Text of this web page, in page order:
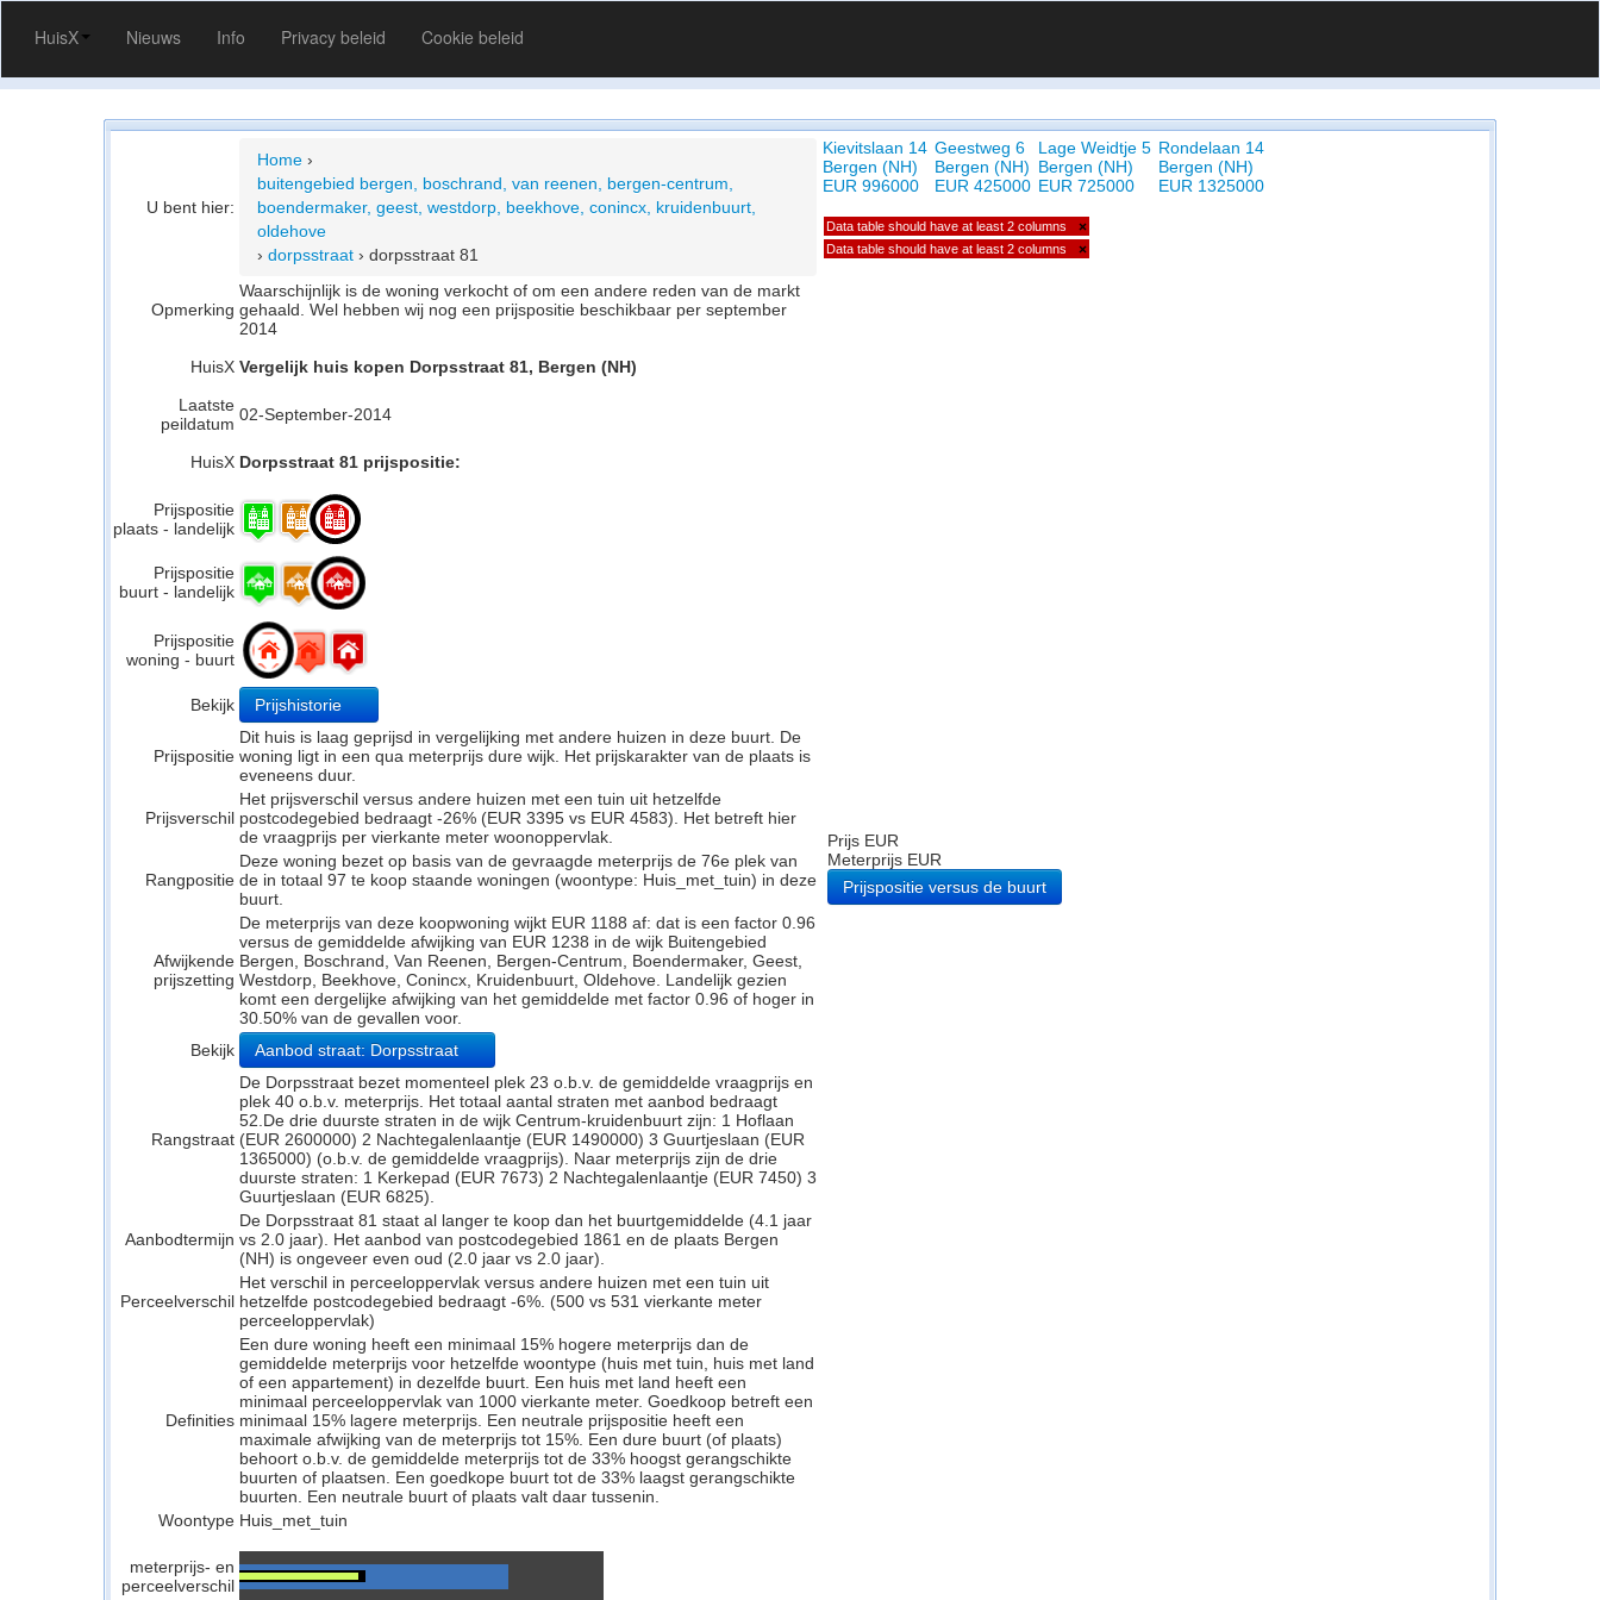
HuisX Nieuws Info Privacy beleid Cookie beleid
U bent hier:
Home ›
buitengebied bergen, boschrand, van reenen, bergen-centrum,
boendermaker, geest, westdorp, beekhove, conincx, kruidenbuurt,
oldehove
› dorpsstraat › dorpsstraat 81
Opmerking
Waarschijnlijk is de woning verkocht of om een andere reden van de markt
gehaald. Wel hebben wij nog een prijspositie beschikbaar per september
2014
HuisX Vergelijk huis kopen Dorpsstraat 81, Bergen (NH)
Laatste
peildatum 02-September-2014
HuisX Dorpsstraat 81 prijspositie:
Prijspositie
plaats - landelijk
Prijspositie
buurt - landelijk
Prijspositie
woning - buurt
Bekijk Prijshistorie
Prijspositie
Dit huis is laag geprijsd in vergelijking met andere huizen in deze buurt. De
woning ligt in een qua meterprijs dure wijk. Het prijskarakter van de plaats is
eveneens duur.
Prijsverschil
Het prijsverschil versus andere huizen met een tuin uit hetzelfde
postcodegebied bedraagt -26% (EUR 3395 vs EUR 4583). Het betreft hier
de vraagprijs per vierkante meter woonoppervlak.
Rangpositie
Deze woning bezet op basis van de gevraagde meterprijs de 76e plek van
de in totaal 97 te koop staande woningen (woontype: Huis_met_tuin) in deze
buurt.
Afwijkende
prijszetting
De meterprijs van deze koopwoning wijkt EUR 1188 af: dat is een factor 0.96
versus de gemiddelde afwijking van EUR 1238 in de wijk Buitengebied
Bergen, Boschrand, Van Reenen, Bergen-Centrum, Boendermaker, Geest,
Westdorp, Beekhove, Conincx, Kruidenbuurt, Oldehove. Landelijk gezien
komt een dergelijke afwijking van het gemiddelde met factor 0.96 of hoger in
30.50% van de gevallen voor.
Bekijk
Aanbod straat: Dorpsstraat
Rangstraat
De Dorpsstraat bezet momenteel plek 23 o.b.v. de gemiddelde vraagprijs en
plek 40 o.b.v. meterprijs. Het totaal aantal straten met aanbod bedraagt
52.De drie duurste straten in de wijk Centrum-kruidenbuurt zijn: 1 Hoflaan
(EUR 2600000) 2 Nachtegalenlaantje (EUR 1490000) 3 Guurtjeslaan (EUR
1365000) (o.b.v. de gemiddelde vraagprijs). Naar meterprijs zijn de drie
duurste straten: 1 Kerkepad (EUR 7673) 2 Nachtegalenlaantje (EUR 7450) 3
Guurtjeslaan (EUR 6825).
Aanbodtermijn
De Dorpsstraat 81 staat al langer te koop dan het buurtgemiddelde (4.1 jaar
vs 2.0 jaar). Het aanbod van postcodegebied 1861 en de plaats Bergen
(NH) is ongeveer even oud (2.0 jaar vs 2.0 jaar).
Perceelverschil
Het verschil in perceeloppervlak versus andere huizen met een tuin uit
hetzelfde postcodegebied bedraagt -6%. (500 vs 531 vierkante meter
perceeloppervlak)
Definities
Een dure woning heeft een minimaal 15% hogere meterprijs dan de
gemiddelde meterprijs voor hetzelfde woontype (huis met tuin, huis met land
of een appartement) in dezelfde buurt. Een huis met land heeft een
minimaal perceeloppervlak van 1000 vierkante meter. Goedkoop betreft een
minimaal 15% lagere meterprijs. Een neutrale prijspositie heeft een
maximale afwijking van de meterprijs tot 15%. Een dure buurt (of plaats)
behoort o.b.v. de gemiddelde meterprijs tot de 33% hoogst gerangschikte
buurten of plaatsen. Een goedkope buurt tot de 33% laagst gerangschikte
buurten. Een neutrale buurt of plaats valt daar tussenin.
Woontype Huis_met_tuin
meterprijs- en
perceelverschil
Kievitslaan 14
Bergen (NH)
EUR 996000
Geestweg 6
Bergen (NH)
EUR 425000
Lage Weidtje 5
Bergen (NH)
EUR 725000
Rondelaan 14
Bergen (NH)
EUR 1325000
Data table should have at least 2 columns ×
Data table should have at least 2 columns ×
Prijs EUR
Meterprijs EUR
Prijspositie versus de buurt